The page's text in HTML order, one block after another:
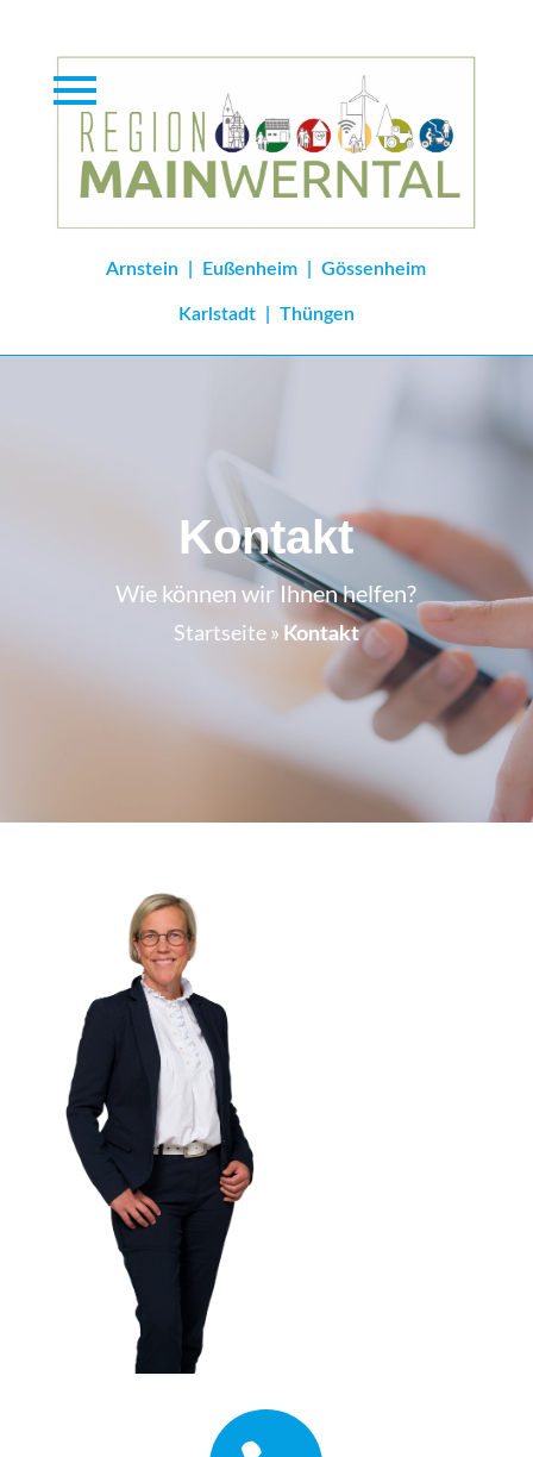
Arnstein Eußenheim |Gössenheim
Karlstadt| Thüngen
Kontakt
Wie können wir Ihnen helfen?
Startseite» Kontakt